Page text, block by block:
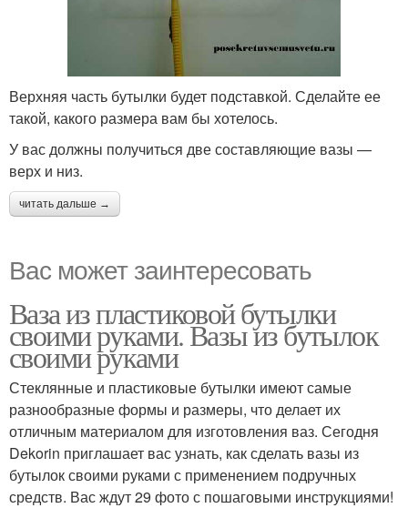
Верхняя часть бутылки будет подставкой. Сделайте ее
такой, какого размера вам бы хотелось.
У вас должны получиться две составляющие вазы —
верх и низ.
читать дальше →
Вас может заинтересовать
Ваза из пластиковой бутылки
своими руками. Вазы из бутылок
своими руками
Стеклянные и пластиковые бутылки имеют самые
разнообразные формы и размеры, что делает их
отличным материалом для изготовления ваз. Сегодня
Dekorin приглашает вас узнать, как сделать вазы из
бутылок своими руками с применением подручных
средств. Вас ждут 29 фото с пошаговыми инструкциями!